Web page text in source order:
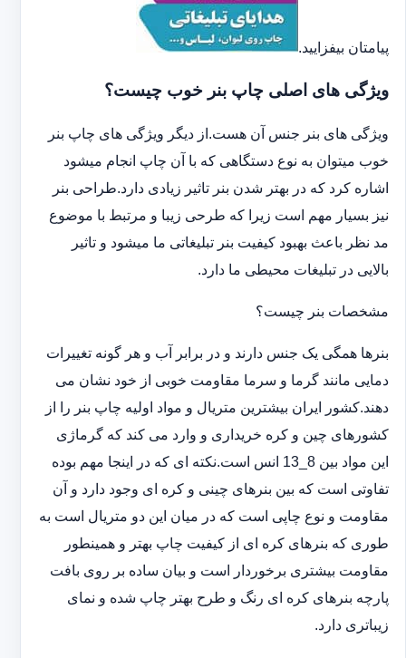
پیامتان بیفزایید.
ویژگی های اصلی چاپ بنر خوب چیست؟
ویژگی های بنر جنس آن هست.از دیگر ویژگی های چاپ بنر
خوب میتوان به نوع دستگاهی که با آن چاپ انجام میشود
اشاره کرد که در بهتر شدن بنر تاثیر زیادی دارد.طراحی بنر
نیز بسیار مهم است زیرا که طرحی زیبا و مرتبط با موضوع
مد نظر باعث بهبود کیفیت بنر تبلیغاتی ما میشود و تاثیر
بالایی در تبلیغات محیطی ما دارد.
مشخصات بنر چیست؟
بنرها همگی یک جنس دارند و در برابر آب و هر گونه تغییرات
دمایی مانند گرما و سرما مقاومت خوبی از خود نشان می
دهند.کشور ایران بیشترین متریال و مواد اولیه چاپ بنر را از
کشورهای چین و کره خریداری و وارد می کند که گرماژی
این مواد بین 8_13 انس است.نکته ای که در اینجا مهم بوده
تفاوتی است که بین بنرهای چینی و کره ای وجود دارد و آن
مقاومت و نوع چاپی است که در میان این دو متریال است به
طوری که بنرهای کره ای از کیفیت چاپ بهتر و همینطور
مقاومت بیشتری برخوردار است و بیان ساده بر روی بافت
پارچه بنرهای کره ای رنگ و طرح بهتر چاپ شده و نمای
زیباتری دارد.